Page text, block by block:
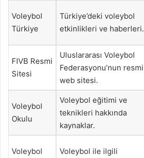
Voleybol
Türkiye
Türkiye’deki voleybol
etkinlikleri ve haberleri.
FIVB Resmi
Sitesi
Uluslararası Voleybol
Federasyonu’nun resmi
web sitesi.
Voleybol
Okulu
Voleybol eğitimi ve
teknikleri hakkında
kaynaklar.
Voleybol
Voleybol ile ilgili